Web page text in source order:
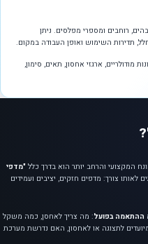
רוחבים ומספרי מפלסים. ניתן
תדירות השימוש ואופן העבודה במקום.
ארגזי אחסון, תאים, סימון,
המקצועי והרחב יותר הוא בדרך כלל "מדפי
לאותו צורך: מדפים חזקים, יציבים ועמידים
ההתאמה בפועל: מה צריך לאחסן, כמה משקל
לתצוגה או לאחסון, האם נדרשת מערכת